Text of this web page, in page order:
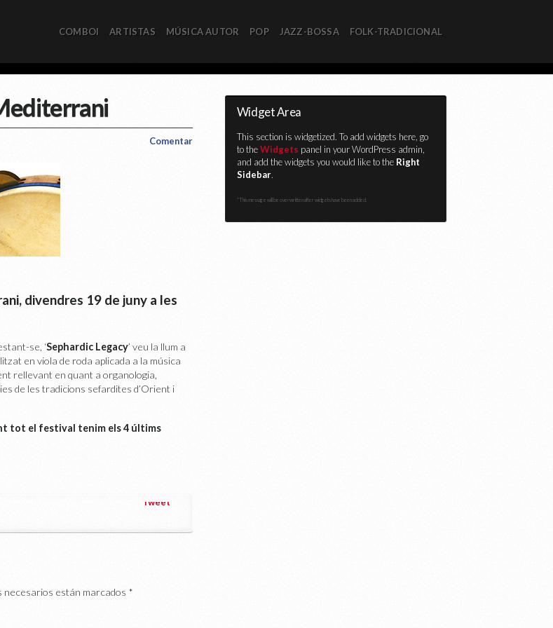
COMBOI ARTISTAS MÚSICA AUTOR POP JAZZ-BOSSA FOLK-TRADICIONAL
Comentar
divendres 19 de juny a les
se, ‘Sephardic Legacy’ veu la llum a
en viola de roda aplicada a la música
rellevant en quant a organologia,
de les tradicions sefardites d’Orient i
tot el festival tenim els 4 últims
Tweet
necesarios están marcados *
Widget Area
This section is widgetized. To add widgets here, go
to theWidgets panel in your WordPress admin,
and add the widgets you would like to the Right
Sidebar.
*This message will be overwritten after widgets have been added.